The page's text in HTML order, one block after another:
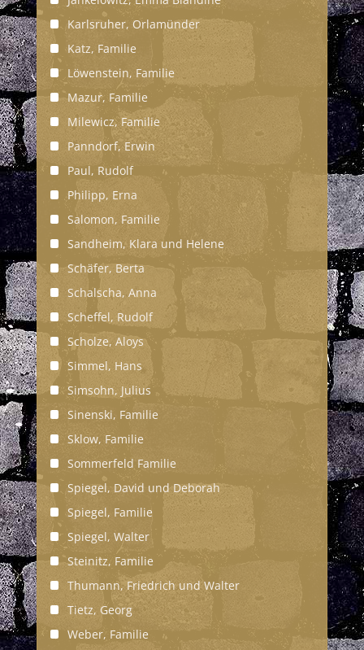
Karlsruher, Orlamünder
Katz, Familie
Löwenstein, Familie
Mazur, Familie
Milewicz, Familie
Panndorf, Erwin
Paul, Rudolf
Philipp, Erna
Salomon, Familie
Sandheim, Klara und Helene
Schäfer, Berta
Schalscha, Anna
Scheffel, Rudolf
Scholze, Aloys
Simmel, Hans
Simsohn, Julius
Sinenski, Familie
Sklow, Familie
Sommerfeld Familie
Spiegel, David und Deborah
Spiegel, Familie
Spiegel, Walter
Steinitz, Familie
Thumann, Friedrich und Walter
Tietz, Georg
Weber, Familie